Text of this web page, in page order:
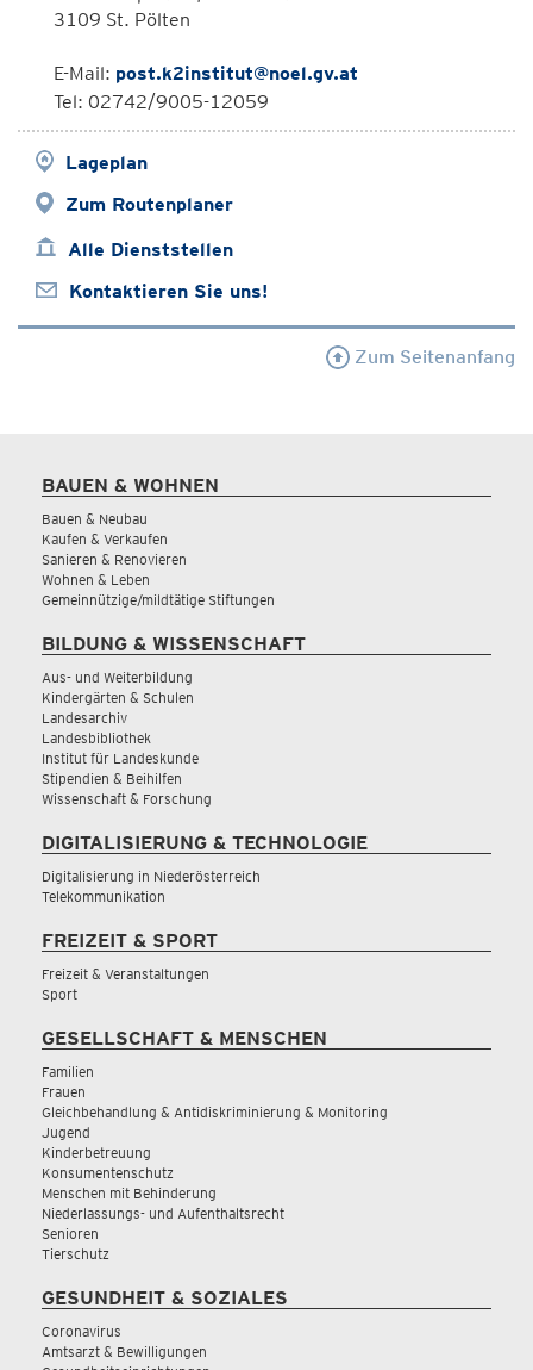
3109 St. Pölten
E-Mail: post.k2institut@noel.gv.at
Tel: 02742/9005-12059
Lageplan
Zum Routenplaner
Alle Dienststellen
Kontaktieren Sie uns!
Zum Seitenanfang
BAUEN & WOHNEN
Bauen & Neubau
Kaufen & Verkaufen
Sanieren & Renovieren
Wohnen & Leben
Gemeinnützige/mildtätige Stiftungen
BILDUNG & WISSENSCHAFT
Aus- und Weiterbildung
Kindergärten & Schulen
Landesarchiv
Landesbibliothek
Institut für Landeskunde
Stipendien & Beihilfen
Wissenschaft & Forschung
DIGITALISIERUNG & TECHNOLOGIE
Digitalisierung in Niederösterreich
Telekommunikation
FREIZEIT & SPORT
Freizeit & Veranstaltungen
Sport
GESELLSCHAFT & MENSCHEN
Familien
Frauen
Gleichbehandlung & Antidiskriminierung & Monitoring
Jugend
Kinderbetreuung
Konsumentenschutz
Menschen mit Behinderung
Niederlassungs- und Aufenthaltsrecht
Senioren
Tierschutz
GESUNDHEIT & SOZIALES
Coronavirus
Amtsarzt & Bewilligungen